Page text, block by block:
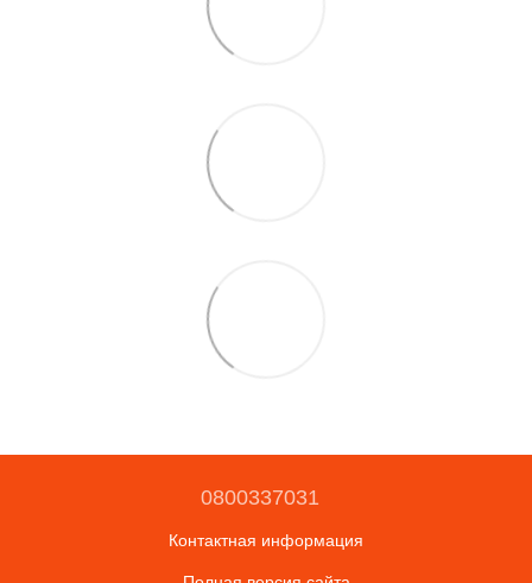
0800337031
Контактная информация